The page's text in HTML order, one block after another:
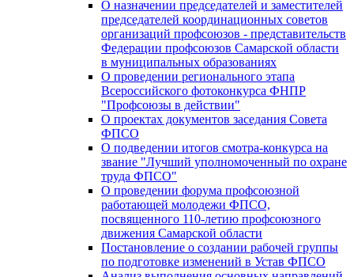
О назначении председателей и заместителей
председателей координационных советов
организаций профсоюзов - представительств
Федерации профсоюзов Самарской области
в муниципальных образованиях
О проведении регионального этапа
Всероссийского фотоконкурса ФНПР
"Профсоюзы в действии"
О проектах документов заседания Совета
ФПСО
О подведении итогов смотра-конкурса на
звание "Лучший уполномоченный по охране
труда ФПСО"
О проведении форума профсоюзной
работающей молодежи ФПСО,
посвященного 110-летию профсоюзного
движения Самарской области
Постановление о создании рабочей группы
по подготовке изменений в Устав ФПСО